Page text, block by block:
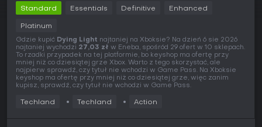
Standard Essentials Definitive Enhanced
Platinum
Gdzie kupić Dying Light najtaniej na Xboksie? Na dzień 6 sie 2026
najtaniej wychodzi 27,03 zł w Eneba, spośród 29 ofert w 10 sklepach.
To rzadki przypadek na tej platformie, bo keyshop ma ofertę przy
mniej niż co dziesiątej grze Xbox. Warto z tego skorzystać, ale
najpierw sprawdź, czy tytuł nie wchodzi w Game Pass. Na Xboksie
keyshop ma ofertę przy mniej niż co dziesiątej grze, więc zanim
kupisz, sprawdź, czy tytuł nie wchodzi w Game Pass.
Techland Techland Action